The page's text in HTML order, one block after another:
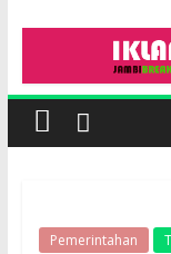
Pemerintahan